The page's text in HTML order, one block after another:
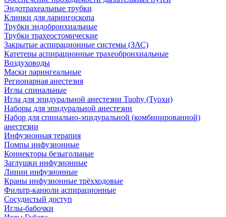
Эндотрахеальные трубки
Клинки для ларингоскопа
Трубки эндобронхиальные
Трубки трахеостомические
Закрытые аспирационные системы (ЗАС)
Катетеры аспирационные трахеобронхиальные
Воздуховоды
Маски ларингеальные
Регионарная анестезия
Иглы спинальные
Игла для эпидуральной анестезии Tuohy (Туохи)
Наборы для эпидуральной анестезии
Набор для спинально-эпидуральной (комбинированной)
анестезии
Инфузионная терапия
Помпы инфузионные
Коннекторы безыгольные
Заглушки инфузионные
Линии инфузионные
Краны инфузионные трёхходовые
Фильтр-канюли аспирационные
Сосудистый доступ
Иглы-бабочки